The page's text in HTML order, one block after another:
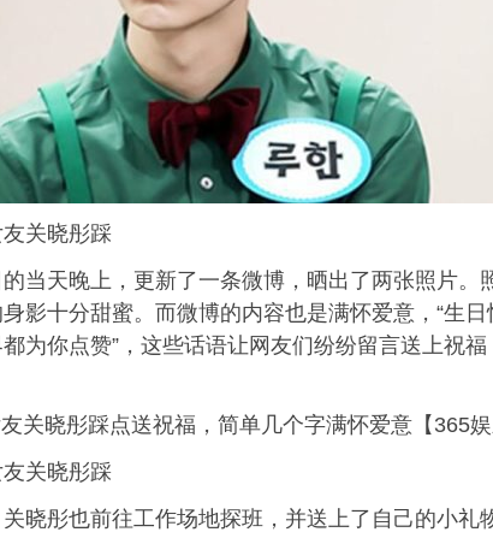
关晓彤踩
当天晚上，更新了一条微博，晒出了两张照片。
影十分甜蜜。而微博的内容也是满怀爱意，“生日
为你点赞”，这些话语让网友们纷纷留言送上祝
关晓彤踩
晓彤也前往工作场地探班，并送上了自己的小礼